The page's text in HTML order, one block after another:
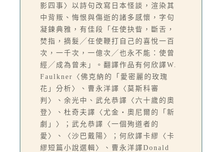
影四事〉以詩句改寫日本怪談，渲染其
中背叛、悔恨與傷逝的諸多感懷，字句
凝鍊典雅，有佳段「任使抉眥，斷舌，
焚指，摘髮╱任使鞭打自己的喜悅一百
次，一千次，一億次╱也永不能：使曾
經╱成為曾未」。翻譯作品有何欣譯W.
Faulkner〈佛克納的「愛密麗的玫瑰
花」分析〉、曹永洋譯〈莫斯科審
判〉、余光中、武允恭譯〈六十歲的奧
登〉、杜奇夫譯〈尤金‧奧尼爾的「新
劇」〉；武允恭譯〈一個殉道者的
愛〉、〈沙巴戴陽〉；何欣譯卡繆〈卡
繆短篇小說選輯〉、曹永洋譯Donald